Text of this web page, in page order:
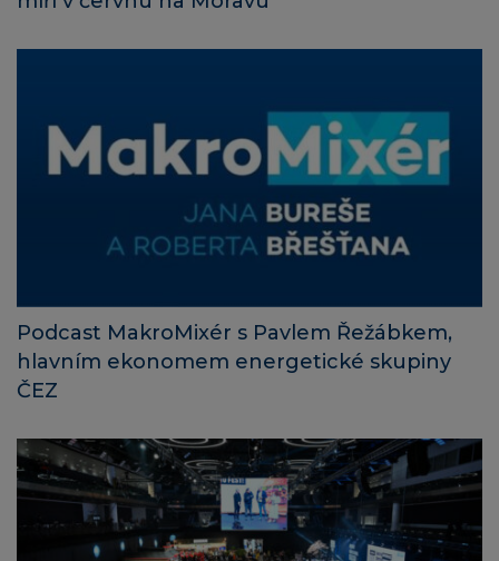
Podcast MakroMixér s Pavlem Řežábkem,
hlavním ekonomem energetické skupiny
ČEZ